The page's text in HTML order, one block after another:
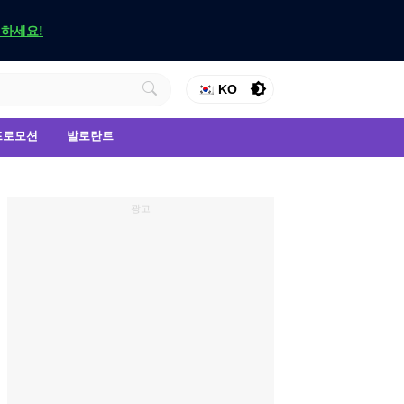
세요!
KO
로모션 발로란트
광고